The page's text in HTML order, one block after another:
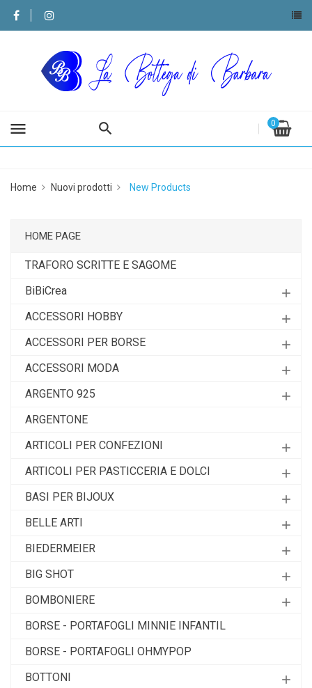
menu 0
Home Nuovi prodotti New Products
HOME PAGE
TRAFORO SCRITTE E SAGOME
BiBiCrea
add
ACCESSORI HOBBY add
ACCESSORI PER BORSE add
ACCESSORI MODA add
ARGENTO 925 add
ARGENTONE
ARTICOLI PER CONFEZIONI
add
ARTICOLI PER PASTICCERIA E DOLCI add
BASI PER BIJOUX add
BELLE ARTI add
BIEDERMEIER add
BIG SHOT add
BOMBONIERE add
BORSE - PORTAFOGLI MINNIE INFANTIL
BORSE - PORTAFOGLI OHMYPOP
BOTTONI
add